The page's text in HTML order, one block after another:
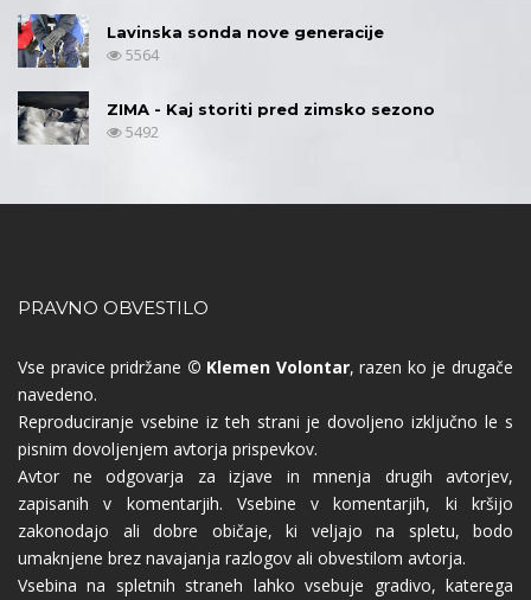
Lavinska sonda nove generacije
5564
ZIMA - Kaj storiti pred zimsko sezono
5492
PRAVNO OBVESTILO
Vse pravice pridržane © Klemen Volontar, razen ko je drugače
navedeno.
Reproduciranje vsebine iz teh strani je dovoljeno izključno le s
pisnim dovoljenjem avtorja prispevkov.
Avtor ne odgovarja za izjave in mnenja drugih avtorjev,
zapisanih v komentarjih. Vsebine v komentarjih, ki kršijo
zakonodajo ali dobre običaje, ki veljajo na spletu, bodo
umaknjene brez navajanja razlogov ali obvestilom avtorja.
Vsebina na spletnih straneh lahko vsebuje gradivo, katerega